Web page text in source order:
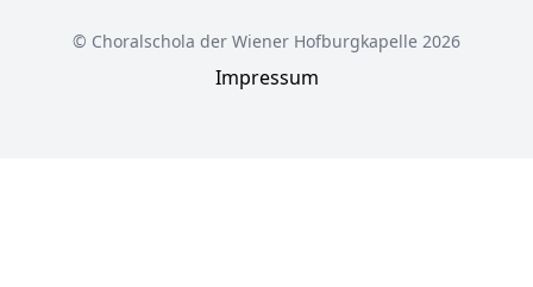
© Choralschola der Wiener Hofburgkapelle 2026
Impressum